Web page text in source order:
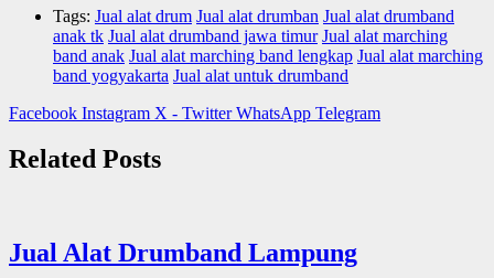
Tags: Jual alat drum Jual alat drumban Jual alat drumband
anak tk Jual alat drumband jawa timur Jual alat marching
band anak Jual alat marching band lengkap Jual alat marching
band yogyakarta Jual alat untuk drumband
Facebook Instagram X - Twitter WhatsApp Telegram
Related Posts
Jual Alat Drumband Lampung